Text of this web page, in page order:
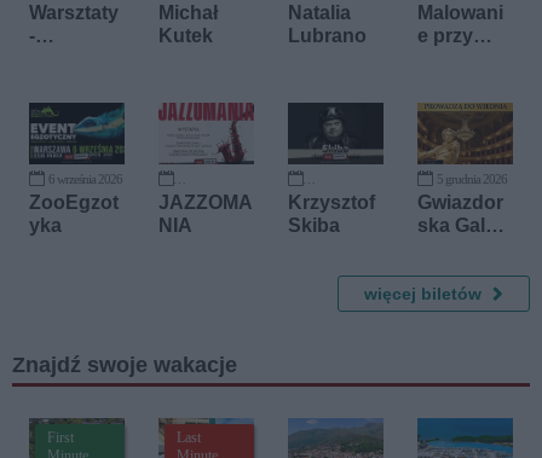
Warsztaty
-
Michał
Kutek
Natalia
Lubrano
Malowani
e przy
Art
6 września 2026
ZooEgzot
yka
18 września 2026
JAZZOMA
NIA
20 września 2026
Krzysztof
Skiba
5 grudnia 2026
Gwiazdor
ska Gala
na -
"Wszystki
e Drogi
Wiednia"
więcej biletów
Znajdź swoje wakacje
First
Last